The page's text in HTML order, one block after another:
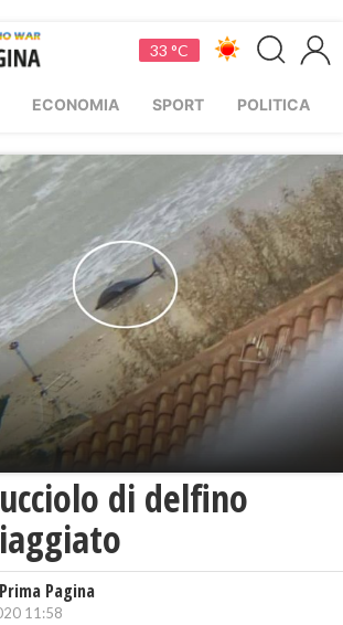
33 °C
ECONOMIA SPORT POLITICA
di delfino
Pagina
11:58